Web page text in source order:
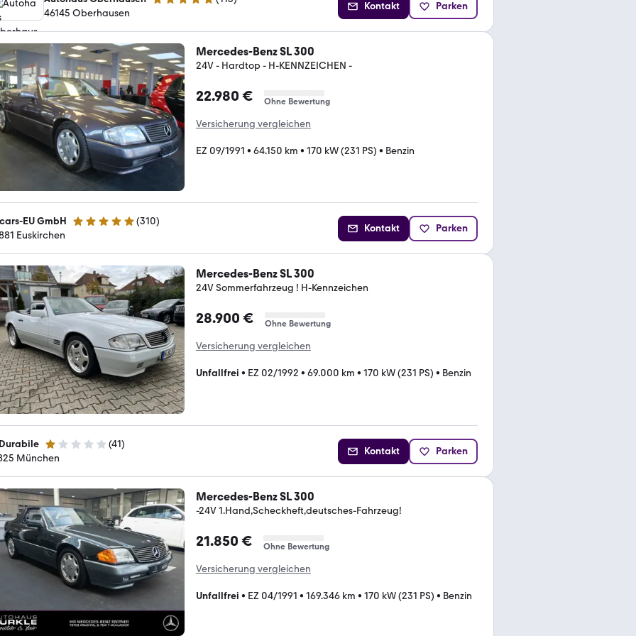
4.8 Sterne
46145 Oberhausen
Kontakt Parken
Mercedes-Benz SL 300
24V - Hardtop - H-KENNZEICHEN -
22.980 € Ohne Bewertung
Versicherung vergleichen
EZ 09/1991 • 64.150 km • 170 kW (231 PS) • Benzin
EU GmbH 4.8 Sterne (310)
Euskirchen
Kontakt Parken
Mercedes-Benz SL 300
24V Sommerfahrzeug ! H-Kennzeichen
28.900 € Ohne Bewertung
Versicherung vergleichen
Unfallfrei • EZ 02/1992 • 69.000 km • 170 kW (231 PS) • Benzin
1 Stern (41)
München
Kontakt Parken
Mercedes-Benz SL 300
-24V 1.Hand,Scheckheft,deutsches-Fahrzeug!
21.850 € Ohne Bewertung
Versicherung vergleichen
Unfallfrei • EZ 04/1991 • 169.346 km • 170 kW (231 PS) • Benzin